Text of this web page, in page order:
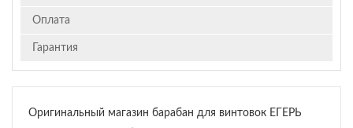
Оплата
Гарантия
Оригинальный магазин барабан для винтовок ЕГЕРЬ